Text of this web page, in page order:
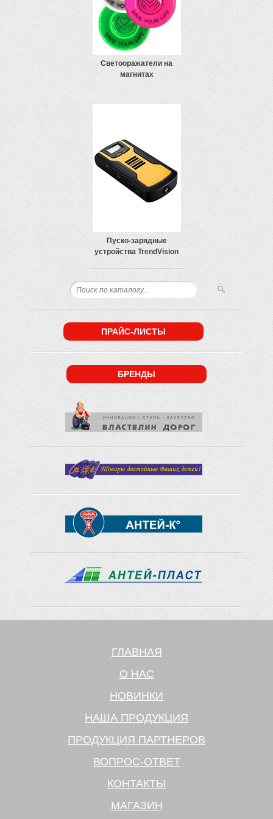
Светооражатели на
магнитах
Пуско-зарядные
устройства TrendVision
ПРАЙС-ЛИСТЫ
БРЕНДЫ
ГЛАВНАЯ
О НАС
НОВИНКИ
НАША ПРОДУКЦИЯ
ПРОДУКЦИЯ ПАРТНЕРОВ
ВОПРОС-ОТВЕТ
КОНТАКТЫ
МАГАЗИН